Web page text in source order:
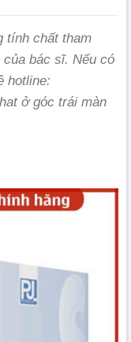
tính chất tham
bác sĩ. Nếu có
hotline:
ở góc trái màn